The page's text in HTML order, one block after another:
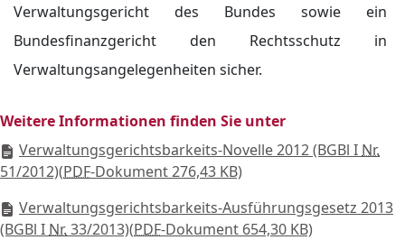
Verwaltungsgericht des Bundes sowie ein
Bundesfinanzgericht den Rechtsschutz in
Verwaltungsangelegenheiten sicher.
Weitere Informationen finden Sie unter
Verwaltungsgerichtsbarkeits-Novelle 2012 (BGBl I Nr.
51/2012)(PDF-Dokument 276,43 KB)
Verwaltungsgerichtsbarkeits-Ausführungsgesetz 2013
(BGBl I Nr. 33/2013)(PDF-Dokument 654,30 KB)